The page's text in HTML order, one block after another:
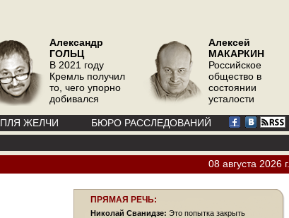
Александр
ГОЛЬЦ
В 2021 году
Кремль получил
то, чего упорно
добивался
Алексей
МАКАРКИН
Российское
общество в
состоянии
усталости
ЖЕЛЧИ
БЮРО РАССЛЕДОВАНИЙ
08 августа 2026 г.
ПРЯМАЯ РЕЧЬ:
Николай Сванидзе: Это попытка закрыть